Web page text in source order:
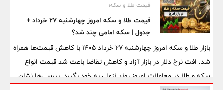
قیمت طلا و سکه؛
قیمت طلا و سکه امروز چهارشنبه 27 خرداد +
جدول | سکه امامی چند شد؟
بازار طلا و سکه امروز چهارشنبه ۲۷ خرداد ۱۴۰۵ با کاهش قیمت‌ها همراه
شد. افت نرخ دلار در بازار آزاد و کاهش تقاضا باعث شد قیمت انواع
سکه و طلا در معاملات امروز روند نزولی به خود بگیرد. بررسی‌ها نشان